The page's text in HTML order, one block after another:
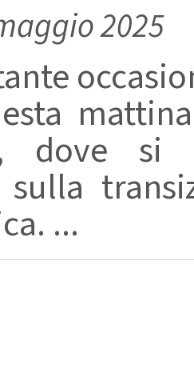
2025
dove
sulla
...